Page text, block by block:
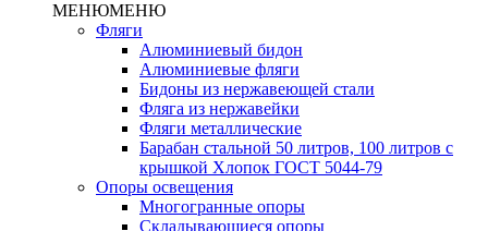
МЕНЮМЕНЮ
Фляги
Алюминиевый бидон
Алюминиевые фляги
Бидоны из нержавеющей стали
Фляга из нержавейки
Фляги металлические
Барабан стальной 50 литров, 100 литров с
крышкой Хлопок ГОСТ 5044-79
Опоры освещения
Многогранные опоры
Складывающиеся опоры